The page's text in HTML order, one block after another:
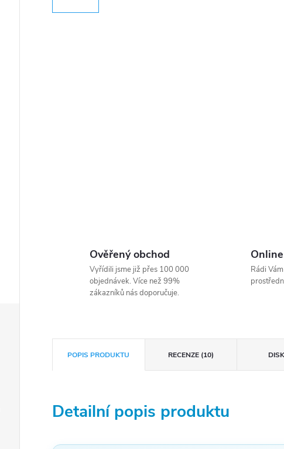
Ověřený obchod
Vyřídili jsme již přes 100 000
objednávek. Více než 99%
zákazníků nás doporučuje.
Rádi
POPIS PRODUKTU RECENZE (10)
Detailní popis produktu